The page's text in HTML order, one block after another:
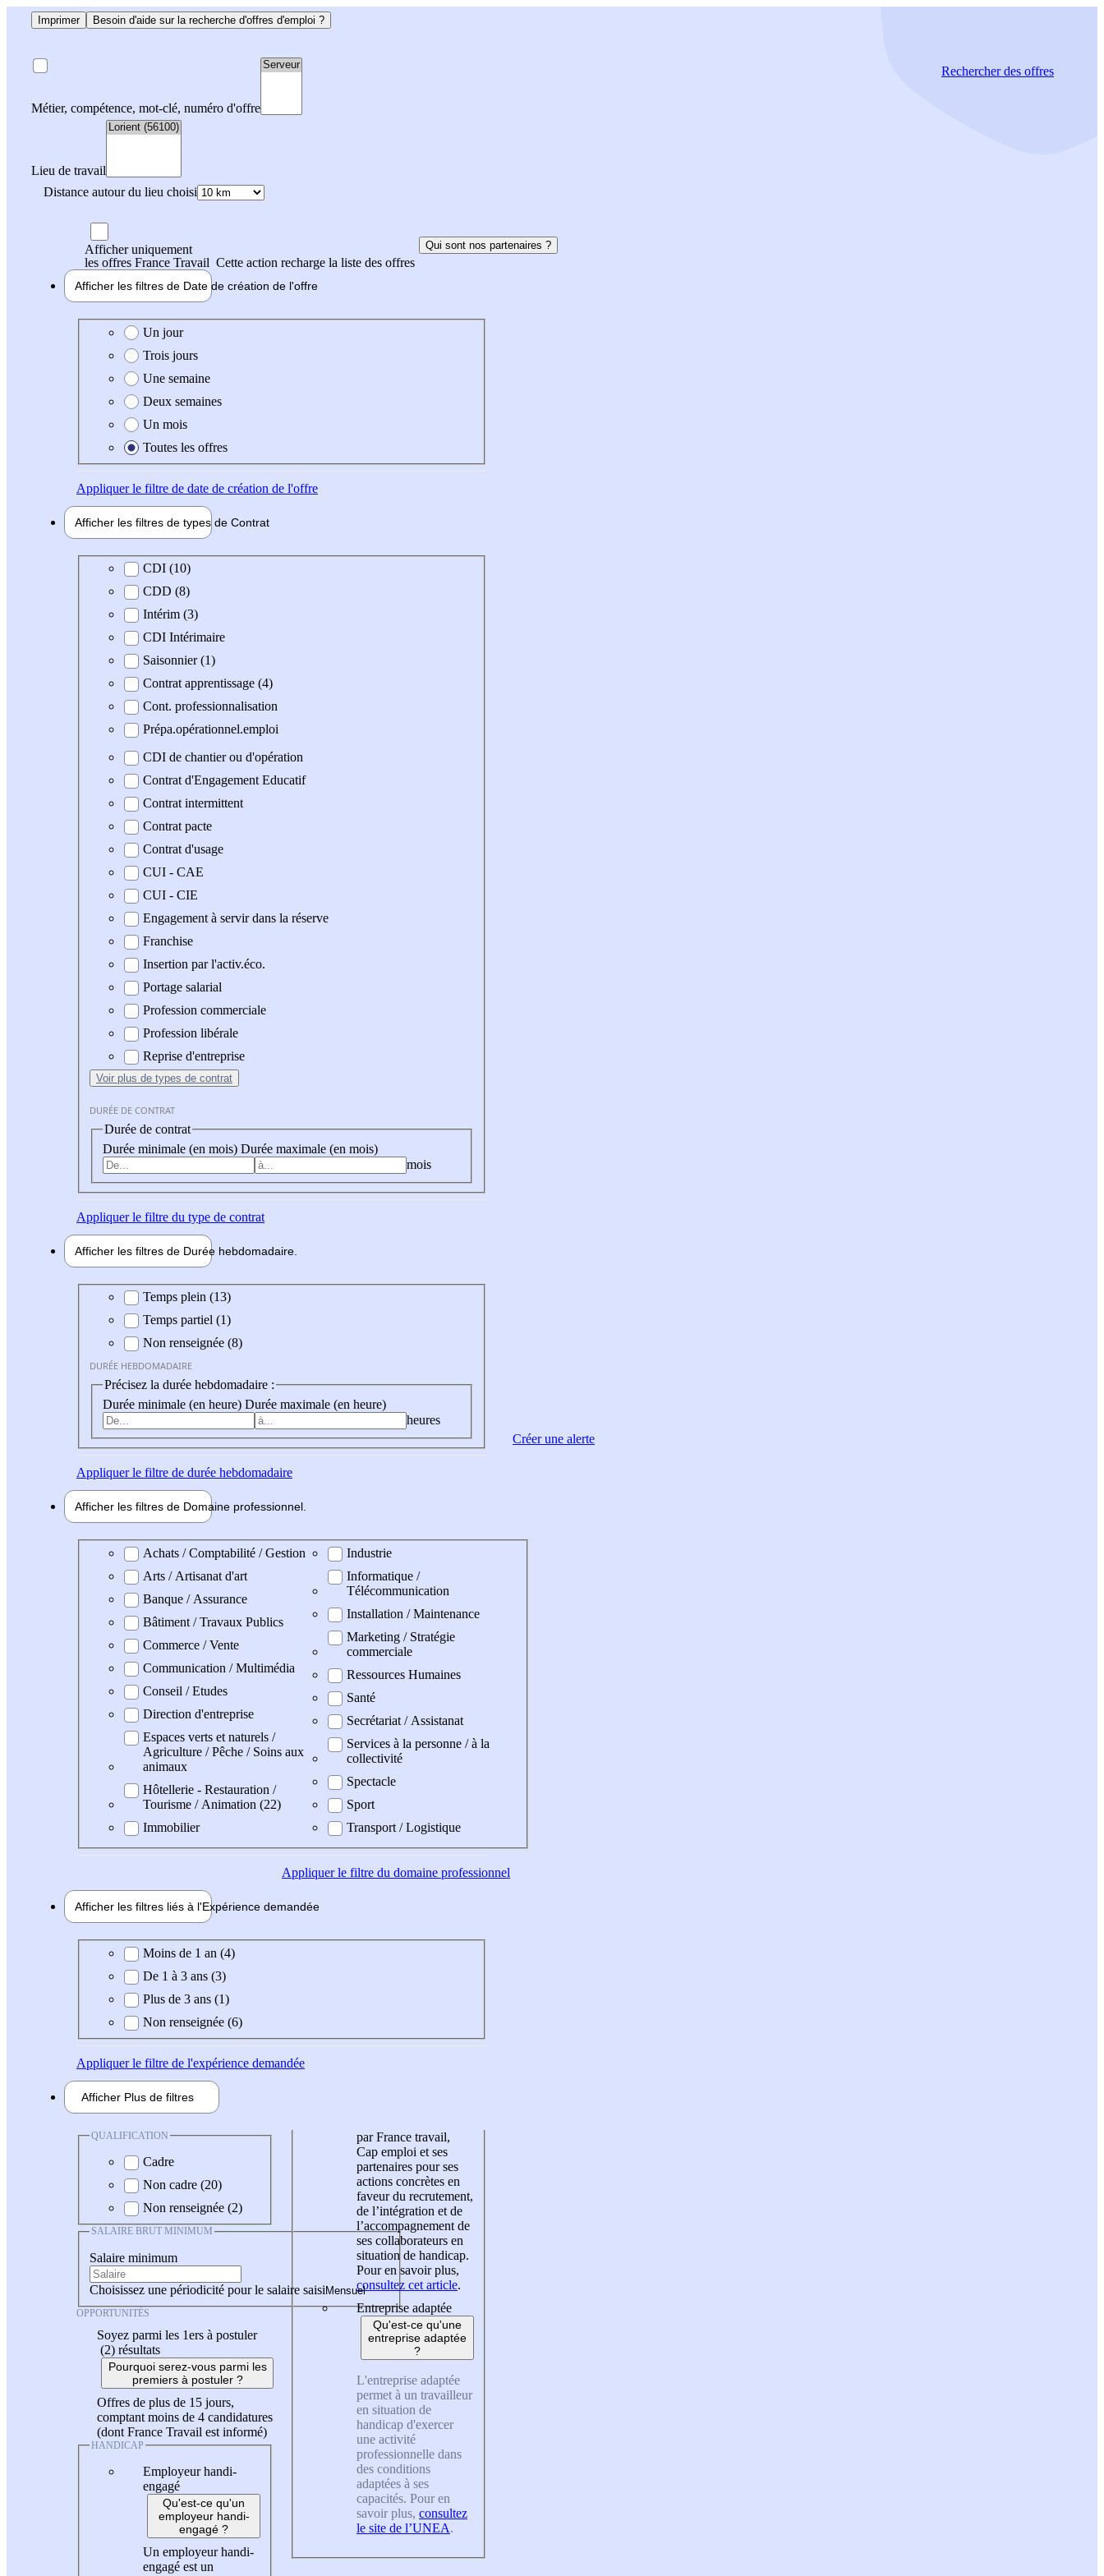
Imprimer Besoin d'aide sur la recherche d'offres d'emploi ?
Métier, compétence, mot-clé, numéro d'offre
Lieu de travail
Distance autour du lieu choisi
Rechercherdes offres
Afficher uniquement
les offres France Travail Cette action recharge la liste des offres
Qui sont nos partenaires ?
Afficher les filtres de Date de création de l'offre
Date de création de l'offre
Un jour
Trois jours
Une semaine
Deux semaines
Un mois
Toutes les offres
Appliquerle filtre de date de création de l'offre
Afficher les filtres de types de Contrat
Type de contratCDI (10)
CDD (8)
Intérim (3)
CDI Intérimaire
Saisonnier (1)
Contrat apprentissage (4)
Cont. professionnalisation
Prépa.opérationnel.emploi
CDI de chantier ou d'opération
Contrat d'Engagement Educatif
Contrat intermittent
Contrat pacte
Contrat d'usage
CUI - CAE
CUI - CIE
Engagement à servir dans la réserve
Franchise
Insertion par l'activ.éco.
Portage salarial
Profession commerciale
Profession libérale
Reprise d'entreprise
Voir plus de types de contrat
DURÉE DE CONTRAT
Durée de contrat
Durée minimale (en mois) Durée maximale (en mois)
mois
Appliquerle filtre du type de contrat
Afficher les filtres de Durée hebdomadaire
Durée hebdomadaire
Temps plein (13)
Temps partiel (1)
Non renseignée (8)
DURÉE HEBDOMADAIRE
Précisez la durée hebdomadaire :
Durée minimale (en heure) Durée maximale (en heure)
heures
Appliquerle filtre de durée hebdomadaire
Afficher les filtres de Domaine professionnel
Domaine professionel
Achats / Comptabilité / Gestion
Arts / Artisanat d'art
Banque / Assurance
Bâtiment / Travaux Publics
Commerce / Vente
Communication / Multimédia
Conseil / Etudes
Direction d'entreprise
Espaces verts et naturels /
Agriculture / Pêche / Soins aux
animaux
Hôtellerie - Restauration /
Tourisme / Animation (22)
Immobilier
Industrie
Informatique /
Télécommunication
Installation / Maintenance
Marketing / Stratégie
commerciale
Ressources Humaines
Santé
Secrétariat / Assistanat
Services à la personne / à la
collectivité
Spectacle
Sport
Transport / Logistique
Appliquerle filtre du domaine professionnel
Afficher les filtres liés à l'Expérience demandée
Expérience demandée
Moins de 1 an (4)
De 1 à 3 ans (3)
Plus de 3 ans (1)
Non renseignée (6)
Appliquerle filtre de l'expérience demandée
Afficher Plus de filtres
QUALIFICATION
Cadre
Non cadre (20)
Non renseignée (2)
SALAIRE BRUT MINIMUM
Salaire minimum
Choisissez une périodicité pour le salaire saisi
OPPORTUNITÉS
Soyez parmi les 1ers à postuler
(2) résultats
Pourquoi serez-vous parmi les
premiers à postuler ?
Offres de plus de 15 jours,
comptant moins de 4 candidatures
(dont France Travail est informé)
HANDICAP
Employeur handi-
engagé
Qu'est-ce qu'un
employeur handi-
engagé ?
Un employeur handi-
engagé est un
par France travail,
Cap emploi et ses
partenaires pour ses
actions concrètes en
faveur du recrutement,
de l’intégration et de
l’accompagnement de
ses collaborateurs en
situation de handicap.
Pour en savoir plus,
consultez cet article.
Entreprise adaptée
Qu'est-ce qu'une
entreprise adaptée
?
L'entreprise adaptée
permet à un travailleur
en situation de
handicap d'exercer
une activité
professionnelle dans
des conditions
adaptées à ses
capacités. Pour en
savoir plus, consultez
le site de l’UNEA.
Créer une alerte